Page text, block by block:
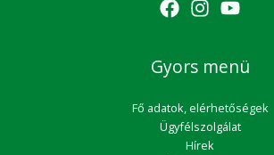
Gyors menü
Fő adatok, elérhetőségek
Ügyfélszolgálat
Hírek